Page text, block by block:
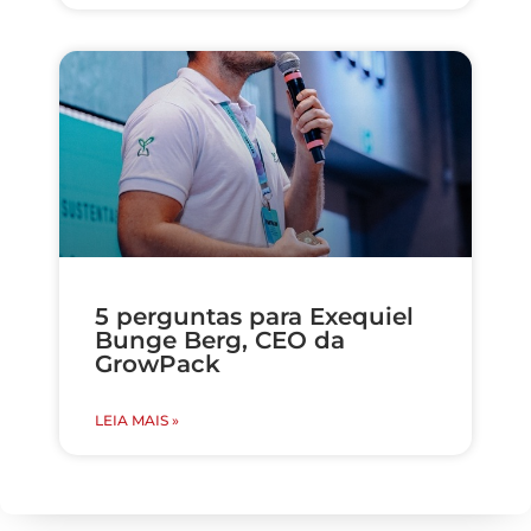
5 perguntas para Exequiel
Bunge Berg, CEO da
GrowPack
LEIA MAIS »